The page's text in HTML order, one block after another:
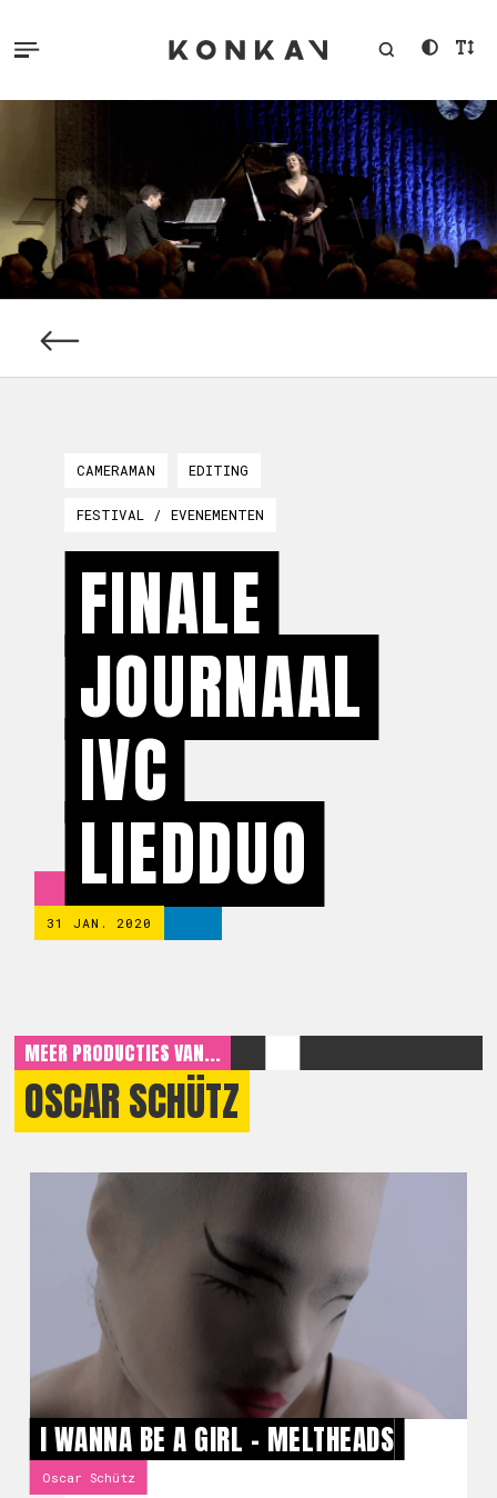
CAMERAMAN EDITING
FESTIVAL / EVENEMENTEN
FINALE
JOURNAAL
IVC
LIEDDUO
31 JAN. 2020
MEER PRODUCTIES VAN...
OSCAR SCHÜTZ
I WANNA BE A GIRL - MELTHEADS
Oscar Schütz